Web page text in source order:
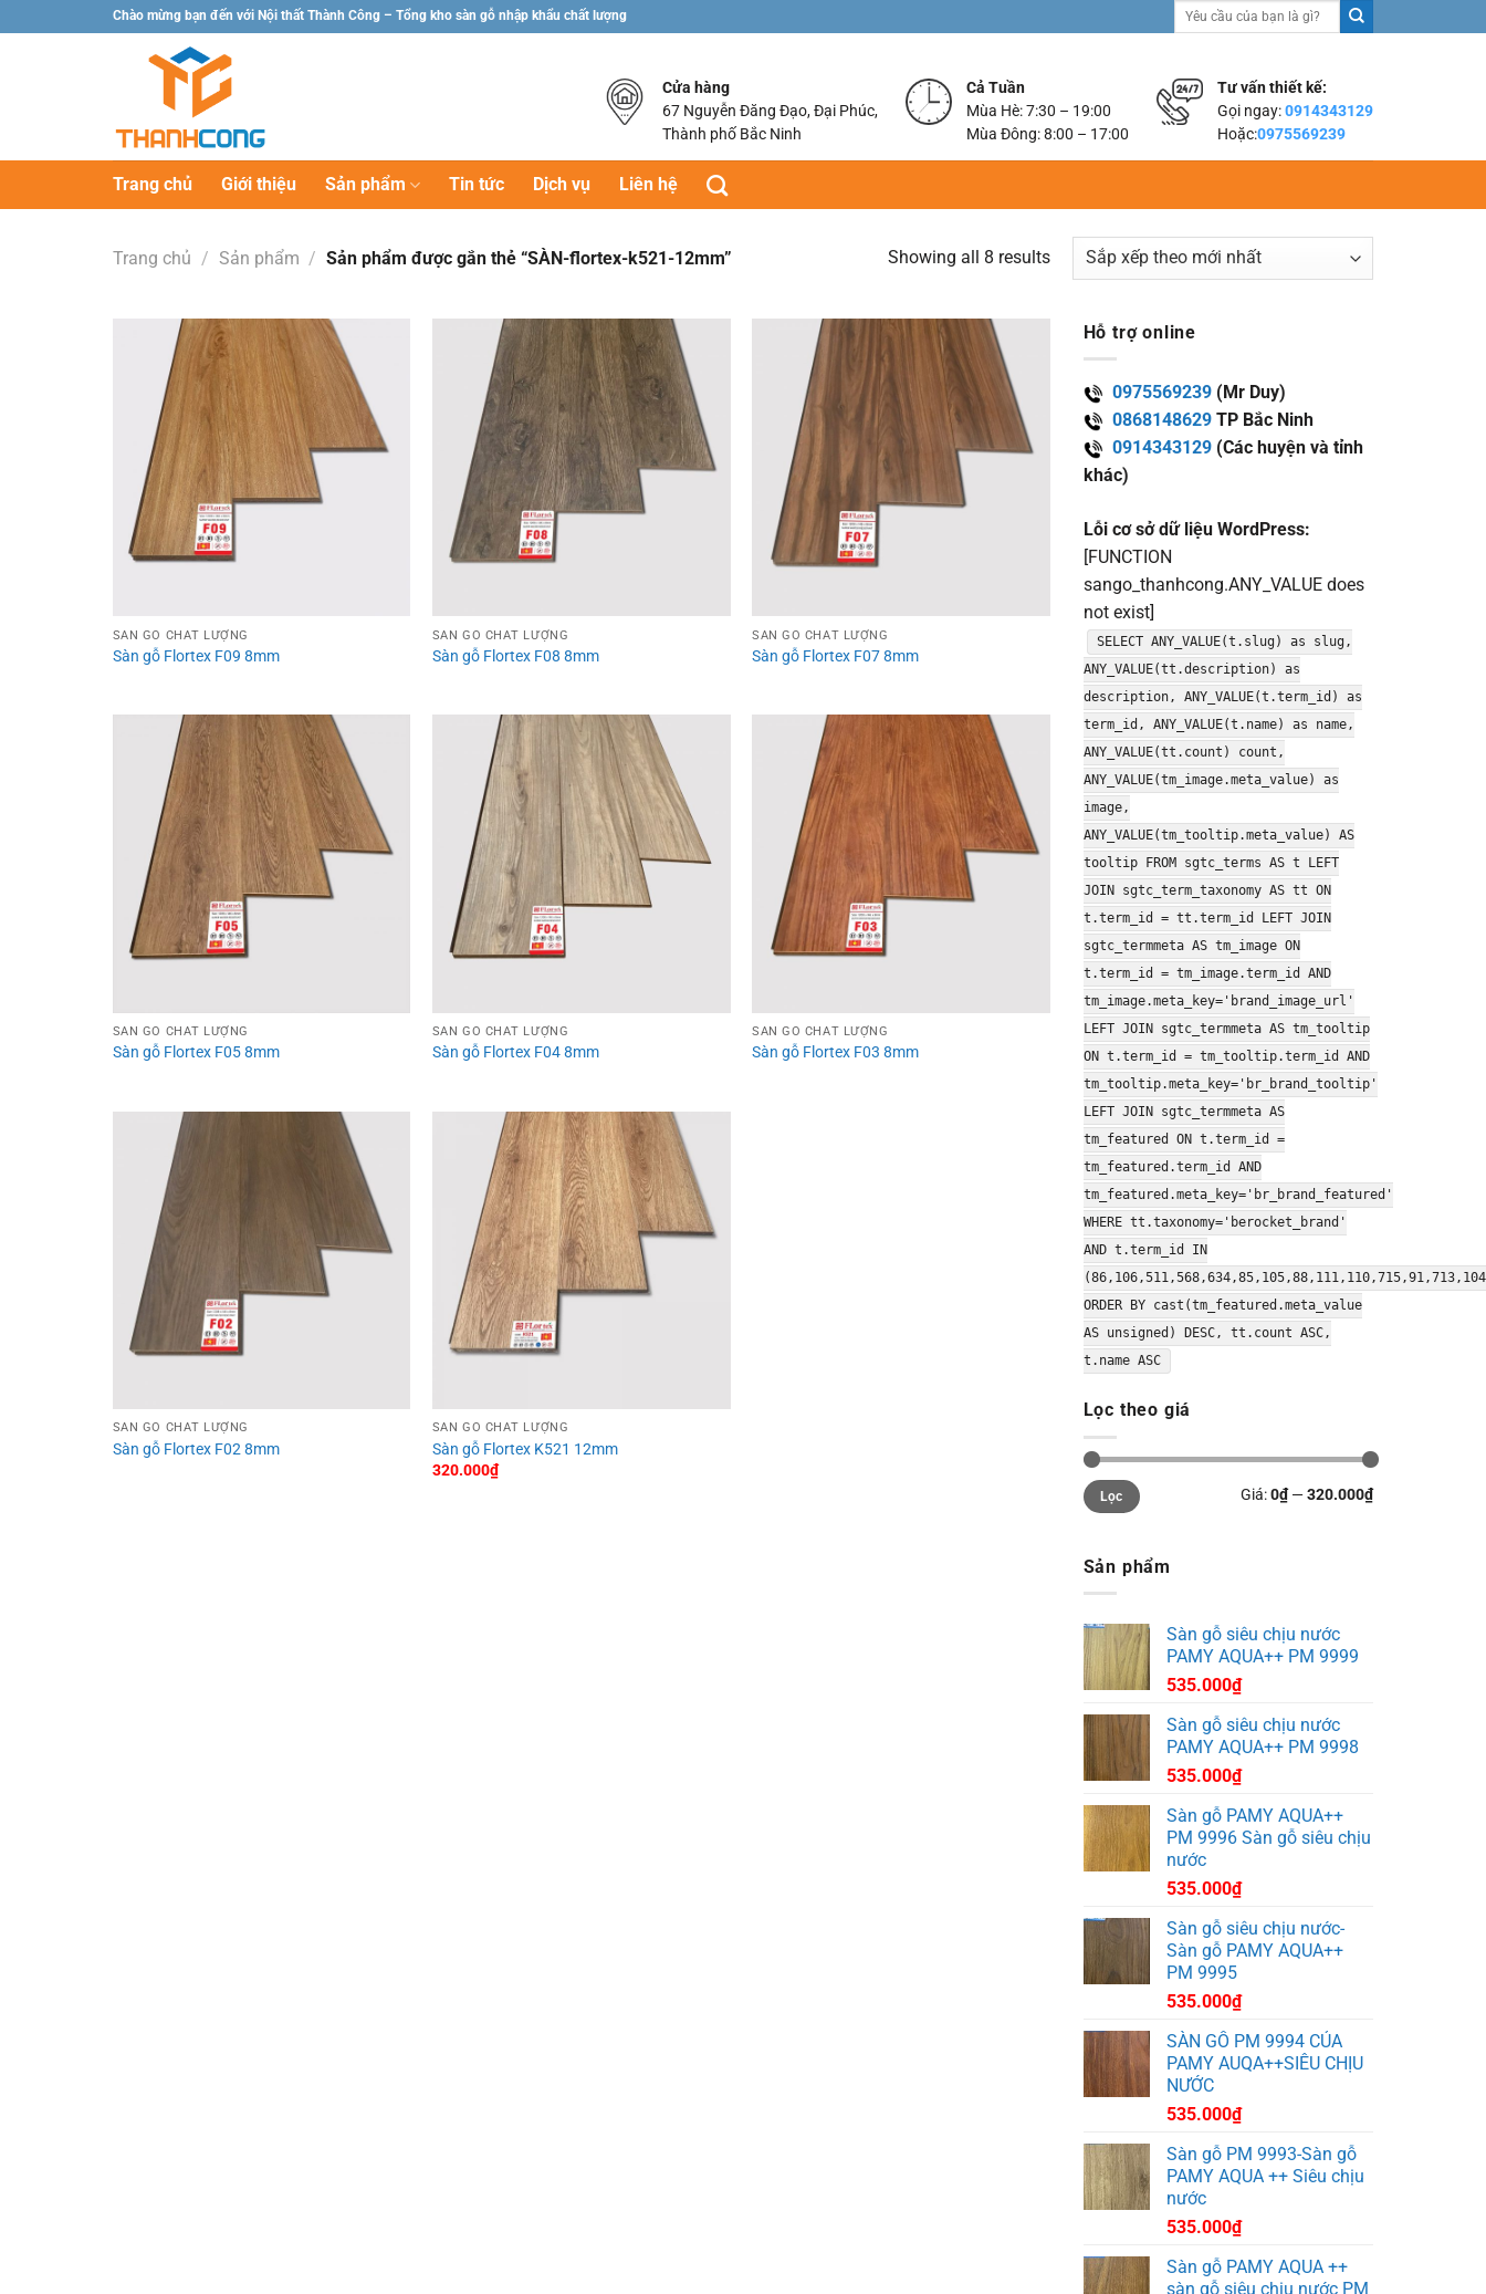
đến
Chào mừng bạn đến với Nội thất Thành Công – Tổng kho sàn gỗ nhập khẩu chất lượng
Tìm
Tư vấn thiết kế:
Gọi ngay:0914343129
Hoặc:0975569239
Cả Tuần
Mùa Hè: 7:30 – 19:00
Mùa Đông: 8:00 – 17:00
Cửa hàng
67 Nguyễn Đăng Đạo, Đại Phúc,
Thành phố Bắc Ninh
Trang chủ Giới thiệu Sản phẩm Tin tức Dịch vụ Liên hệ
Trang chủ / Sản phẩm / Sản phẩm được gắn thẻ “SÀN-flortex-k521-12mm” Showing all 8 results
SÀN GỖ CHẤT LƯỢNG
Sàn gỗ Flortex F09 8mm
SÀN GỖ CHẤT LƯỢNG
Sàn gỗ Flortex F08 8mm
SÀN GỖ CHẤT LƯỢNG
Sàn gỗ Flortex F07 8mm
SÀN GỖ CHẤT LƯỢNG
Sàn gỗ Flortex F05 8mm
SÀN GỖ CHẤT LƯỢNG
Sàn gỗ Flortex F04 8mm
SÀN GỖ CHẤT LƯỢNG
Sàn gỗ Flortex F03 8mm
SÀN GỖ CHẤT LƯỢNG
Sàn gỗ Flortex F02 8mm
SÀN GỖ CHẤT LƯỢNG
Sàn gỗ Flortex K521 12mm
320.000₫
Hỗ trợ online
0975569239(Mr Duy)
0868148629TP Bắc Ninh
0914343129(Các huyện và tỉnh
khác)
Lỗi cơ sở dữ liệu WordPress:
[FUNCTION
sango_thanhcong.ANY_VALUE does
not exist]
SELECT ANY_VALUE(t.slug) as slug,
ANY_VALUE(tt.description) as
description, ANY_VALUE(t.term_id) as
term_id, ANY_VALUE(t.name) as name,
ANY_VALUE(tt.count) count,
ANY_VALUE(tm_image.meta_value) as
image,
ANY_VALUE(tm_tooltip.meta_value) AS
tooltip FROM sgtc_terms AS t LEFT
JOIN sgtc_term_taxonomy AS tt ON
t.term_id = tt.term_id LEFT JOIN
sgtc_termmeta AS tm_image ON
t.term_id = tm_image.term_id AND
tm_image.meta_key='brand_image_url'
LEFT JOIN sgtc_termmeta AS tm_tooltip
ON t.term_id = tm_tooltip.term_id AND
tm_tooltip.meta_key='br_brand_tooltip'
LEFT JOIN sgtc_termmeta AS
tm_featured ON t.term_id =
tm_featured.term_id AND
tm_featured.meta_key='br_brand_featured'
WHERE tt.taxonomy='berocket_brand'
AND t.term_id IN
ORDER BY cast(tm_featured.meta_value
AS unsigned) DESC, tt.count ASC,
t.name ASC
Lọc theo giá
Giá
tối
thiểu
Giá
tối
đa
Lọc Giá:0₫—320.000₫
Sản phẩm
Sàn gỗ siêu chịu nước
PAMY AQUA++ PM 9999
535.000₫
Sàn gỗ siêu chịu nước
PAMY AQUA++ PM 9998
535.000₫
Sàn gỗ PAMY AQUA++
PM 9996 Sàn gỗ siêu chịu
nước
535.000₫
Sàn gỗ siêu chịu nước-
Sàn gỗ PAMY AQUA++
PM 9995
535.000₫
SÀN GỖ PM 9994 CỦA
PAMY AUQA++SIÊU CHỊU
NƯỚC
535.000₫
Sàn gỗ PM 9993-Sàn gỗ
PAMY AQUA ++ Siêu chịu
nước
535.000₫
Sàn gỗ PAMY AQUA ++
sàn gỗ siêu chịu nước PM